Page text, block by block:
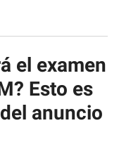
el examen
Esto es
anuncio